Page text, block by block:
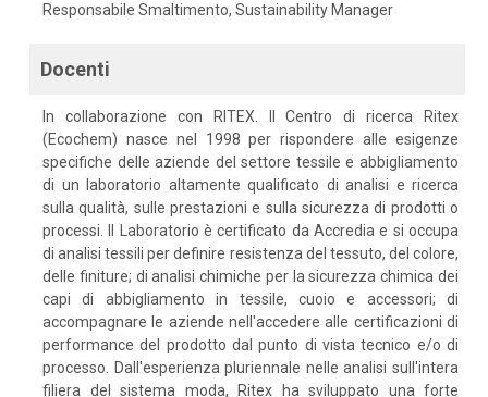
Responsabile Smaltimento, Sustainability Manager
Docenti
In collaborazione con RITEX. Il Centro di ricerca Ritex
(Ecochem) nasce nel 1998 per rispondere alle esigenze
specifiche delle aziende del settore tessile e abbigliamento
di un laboratorio altamente qualificato di analisi e ricerca
sulla qualità, sulle prestazioni e sulla sicurezza di prodotti o
processi. Il Laboratorio è certificato da Accredia e si occupa
di analisi tessili per definire resistenza del tessuto, del colore,
delle finiture; di analisi chimiche per la sicurezza chimica dei
capi di abbigliamento in tessile, cuoio e accessori; di
accompagnare le aziende nell'accedere alle certificazioni di
performance del prodotto dal punto di vista tecnico e/o di
processo. Dall'esperienza pluriennale nelle analisi sull'intera
filiera del sistema moda, Ritex ha sviluppato una forte